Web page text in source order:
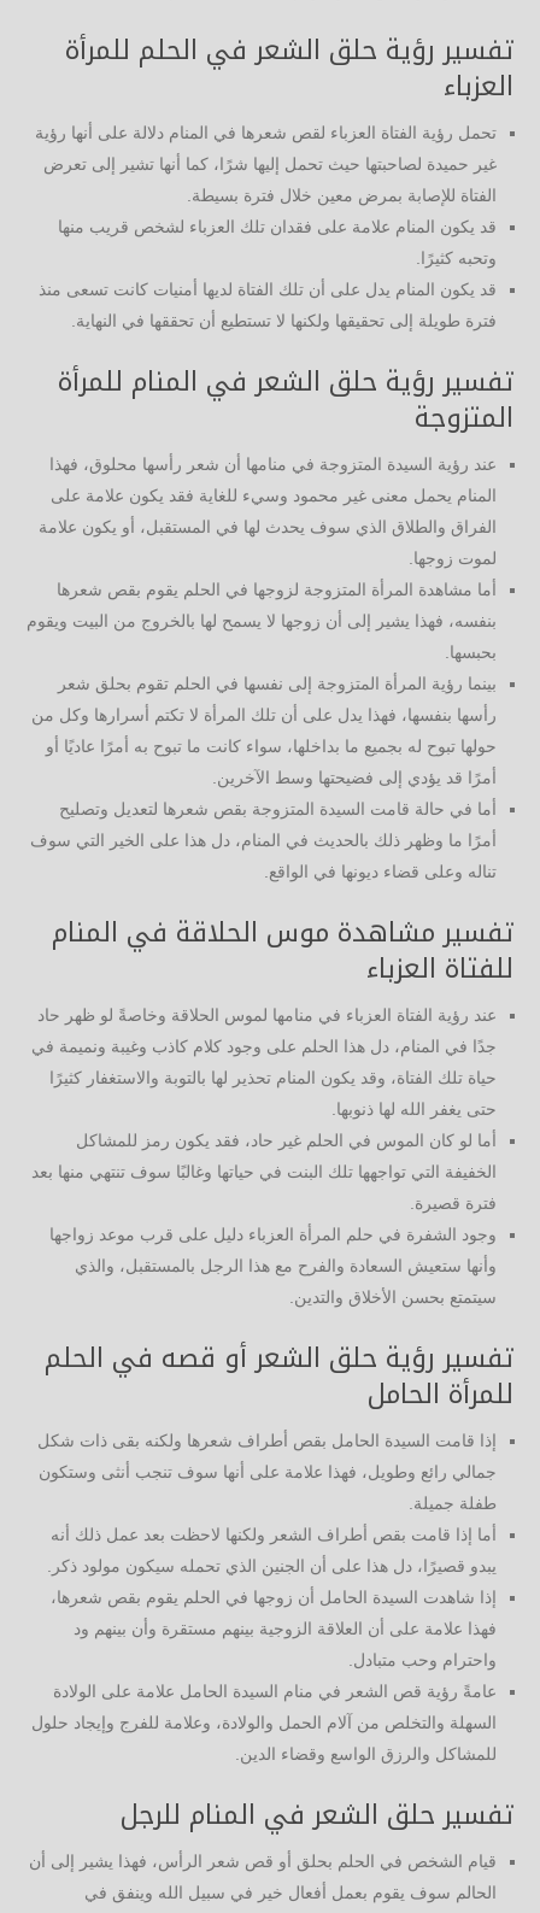
تفسير رؤية حلق الشعر في الحلم للمرأة
العزباء
تحمل رؤية الفتاة العزباء لقص شعرها في المنام دلالة على أنها رؤية
غير حميدة لصاحبتها حيث تحمل إليها شرًا، كما أنها تشير إلى تعرض
الفتاة للإصابة بمرض معين خلال فترة بسيطة.
قد يكون المنام علامة على فقدان تلك العزباء لشخص قريب منها
وتحبه كثيرًا.
قد يكون المنام يدل على أن تلك الفتاة لديها أمنيات كانت تسعى منذ
فترة طويلة إلى تحقيقها ولكنها لا تستطيع أن تحققها في النهاية.
تفسير رؤية حلق الشعر في المنام للمرأة
المتزوجة
عند رؤية السيدة المتزوجة في منامها أن شعر رأسها محلوق، فهذا
المنام يحمل معنى غير محمود وسيء للغاية فقد يكون علامة على
الفراق والطلاق الذي سوف يحدث لها في المستقبل، أو يكون علامة
لموت زوجها.
أما مشاهدة المرأة المتزوجة لزوجها في الحلم يقوم بقص شعرها
بنفسه، فهذا يشير إلى أن زوجها لا يسمح لها بالخروج من البيت ويقوم
بحبسها.
بينما رؤية المرأة المتزوجة إلى نفسها في الحلم تقوم بحلق شعر
رأسها بنفسها، فهذا يدل على أن تلك المرأة لا تكتم أسرارها وكل من
حولها تبوح له بجميع ما بداخلها، سواء كانت ما تبوح به أمرًا عاديًا أو
أمرًا قد يؤدي إلى فضيحتها وسط الآخرين.
أما في حالة قامت السيدة المتزوجة بقص شعرها لتعديل وتصليح
أمرًا ما وظهر ذلك بالحديث في المنام، دل هذا على الخير التي سوف
تناله وعلى قضاء ديونها في الواقع.
تفسير مشاهدة موس الحلاقة في المنام
للفتاة العزباء
عند رؤية الفتاة العزباء في منامها لموس الحلاقة وخاصةً لو ظهر حاد
جدًا في المنام، دل هذا الحلم على وجود كلام كاذب وغيبة ونميمة في
حياة تلك الفتاة، وقد يكون المنام تحذير لها بالتوبة والاستغفار كثيرًا
حتى يغفر الله لها ذنوبها.
أما لو كان الموس في الحلم غير حاد، فقد يكون رمز للمشاكل
الخفيفة التي تواجهها تلك البنت في حياتها وغالبًا سوف تنتهي منها بعد
فترة قصيرة.
وجود الشفرة في حلم المرأة العزباء دليل على قرب موعد زواجها
وأنها ستعيش السعادة والفرح مع هذا الرجل بالمستقبل، والذي
سيتمتع بحسن الأخلاق والتدين.
تفسير رؤية حلق الشعر أو قصه في الحلم
للمرأة الحامل
إذا قامت السيدة الحامل بقص أطراف شعرها ولكنه بقى ذات شكل
جمالي رائع وطويل، فهذا علامة على أنها سوف تنجب أنثى وستكون
طفلة جميلة.
أما إذا قامت بقص أطراف الشعر ولكنها لاحظت بعد عمل ذلك أنه
يبدو قصيرًا، دل هذا على أن الجنين الذي تحمله سيكون مولود ذكر.
إذا شاهدت السيدة الحامل أن زوجها في الحلم يقوم بقص شعرها،
فهذا علامة على أن العلاقة الزوجية بينهم مستقرة وأن بينهم ود
واحترام وحب متبادل.
عامةً رؤية قص الشعر في منام السيدة الحامل علامة على الولادة
السهلة والتخلص من آلام الحمل والولادة، وعلامة للفرج وإيجاد حلول
للمشاكل والرزق الواسع وقضاء الدين.
تفسير حلق الشعر في المنام للرجل
قيام الشخص في الحلم بحلق أو قص شعر الرأس، فهذا يشير إلى أن
الحالم سوف يقوم بعمل أفعال خير في سبيل الله وينفق في